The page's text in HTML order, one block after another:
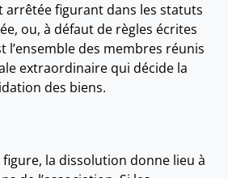
figurant dans les statuts
ou, à défaut de règles écrites
l’ensemble des membres réunis
extraordinaire qui décide la
des biens.
figure, la dissolution donne lieu à